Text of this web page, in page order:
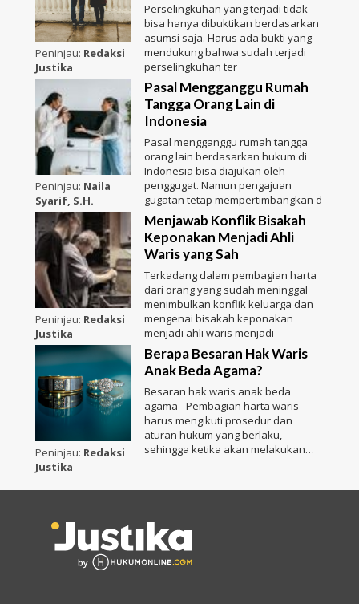
Peninjau: Redaksi
Justika
Perselingkuhan yang terjadi tidak
bisa hanya dibuktikan berdasarkan
asumsi saja. Harus ada bukti yang
mendukung bahwa sudah terjadi
perselingkuhan ter
Peninjau: Naila
Syarif, S.H.
Pasal Mengganggu Rumah
Tangga Orang Lain di
Indonesia
Pasal mengganggu rumah tangga
orang lain berdasarkan hukum di
Indonesia bisa diajukan oleh
penggugat. Namun pengajuan
gugatan tetap mempertimbangkan d
Peninjau: Redaksi
Justika
Menjawab Konflik Bisakah
Keponakan Menjadi Ahli
Waris yang Sah
Terkadang dalam pembagian harta
dari orang yang sudah meninggal
menimbulkan konflik keluarga dan
mengenai bisakah keponakan
menjadi ahli waris menjadi
Peninjau: Redaksi
Justika
Berapa Besaran Hak Waris
Anak Beda Agama?
Besaran hak waris anak beda
agama - Pembagian harta waris
harus mengikuti prosedur dan
aturan hukum yang berlaku,
sehingga ketika akan melakukan